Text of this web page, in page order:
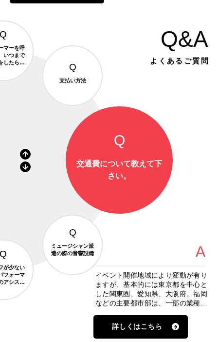
Q&A
よくあるご質問
交通費について教えて下
さい。
支払い方法
マーを呼
いつまで
したらよ
が少ない
フォーマ
アシスト
いかもし
ん。
ミュージシャン派
遣の際の音響設備
イベント開催地域により変動が有り
ますが、基本的には東京都を中心と
した関東圏、愛知県、大阪府、福岡
などの主要都市部は、一部の業種お
円（税別）となります。
詳しくはこちら